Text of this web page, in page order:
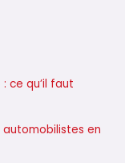
ce qu’il faut
automobilistes en